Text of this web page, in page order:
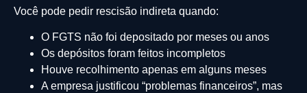
Você pode pedir rescisão indireta quando:
O FGTS não foi depositado por meses ou anos
Os depósitos foram feitos incompletos
Houve recolhimento apenas em alguns meses
A empresa justificou “problemas financeiros”, mas